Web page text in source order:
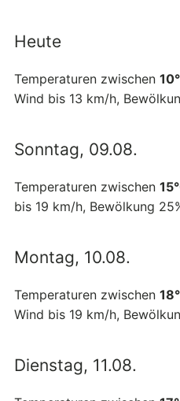
Heute
Temperaturen zwischen
Wind bis 13 km/h,
Sonntag, 09.08.
Temperaturen zwischen
bis 19 km/h, Bewölkung
Montag, 10.08.
Temperaturen zwischen
Wind bis 19 km/h,
Dienstag, 11.08.